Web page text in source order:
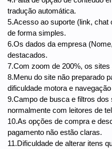
tradução automática.
5.Acesso ao suporte (link, chat
de forma simples.
6.Os dados da empresa
destacados.
7.Com zoom de 200%, os
8.Menu do site não preparado
dificuldade motora e
9.Campo de busca e filtros dos
normalmente com leitores de
10.As opções de compra e
pagamento não estão claras.
11.Dificuldade de alterar itens